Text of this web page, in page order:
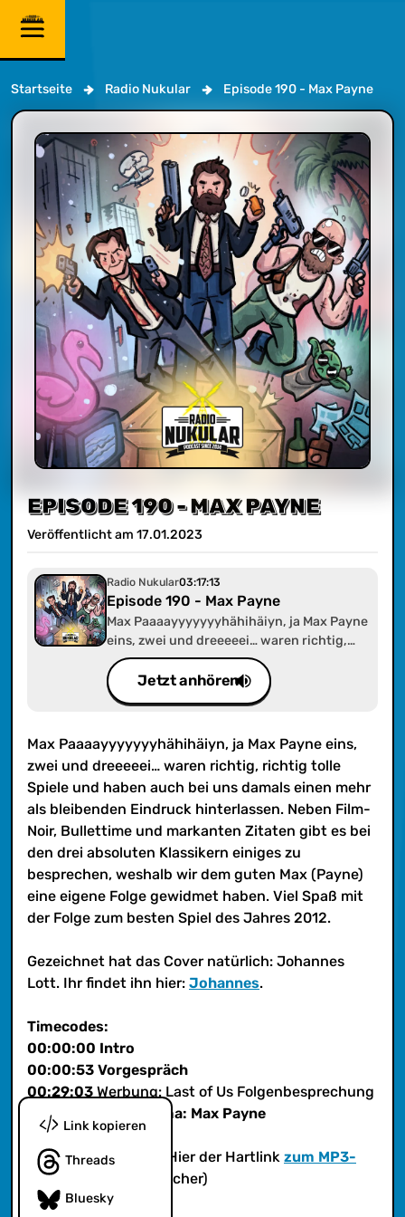
Startseite Radio Nukular Episode 190 - Max Payne
EPISODE 190 - MAX PAYNE
Veröffentlicht am 17.01.2023
Radio Nukular03:17:13
Episode 190 - Max Payne
Max Paaaayyyyyyyhähihäiyn, ja Max Payne
eins, zwei und dreeeeei… waren richtig,
richtig tolle Spiele und haben auch bei uns
damals einen mehr als bleibenden
Eindruck hinterlassen. Neben Film-Noir,
bei den drei absoluten Klassikern einiges
zu besprechen, weshalb wir dem guten
Max (Payne) eine eigene Folge gewidmet
haben. Viel Spaß mit der Folge zum besten
Spiel des Jahres 2012.
Jetzt anhören
Max Paaaayyyyyyyhähihäiyn, ja Max Payne eins,
zwei und dreeeeei… waren richtig, richtig tolle
Spiele und haben auch bei uns damals einen mehr
als bleibenden Eindruck hinterlassen. Neben Film-
Noir, Bullettime und markanten Zitaten gibt es bei
den drei absoluten Klassikern einiges zu
besprechen, weshalb wir dem guten Max (Payne)
eine eigene Folge gewidmet haben. Viel Spaß mit
der Folge zum besten Spiel des Jahres 2012.
Gezeichnet hat das Cover natürlich: Johannes
Lott. Ihr findet ihn hier: Johannes.
Timecodes:
00:00:00 Intro
00:00:53 Vorgespräch
00:29:03 Werbung: Last of Us Folgenbesprechung
01:42:59 Hauptthema: Max Payne
(iTunes?Ja! iTunes ! Hier der Hartlink zum MP3-
Feed
für Eure Podcatcher)
Link kopieren
Threads
Bluesky